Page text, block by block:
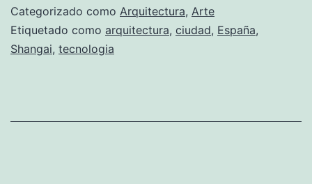
la
Shangai
Categorizado como Arquitectura, Arte
Etiquetado como arquitectura, ciudad, España,
Shangai, tecnologia